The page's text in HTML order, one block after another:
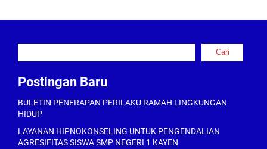
Cari
Postingan Baru
BULETIN PENERAPAN PERILAKU RAMAH LINGKUNGAN
HIDUP
LAYANAN HIPNOKONSELING UNTUK PENGENDALIAN
AGRESIFITAS SISWA SMP NEGERI 1 KAYEN